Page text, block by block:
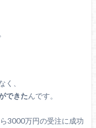
く、
できたんです。
3000万円の受注に成功